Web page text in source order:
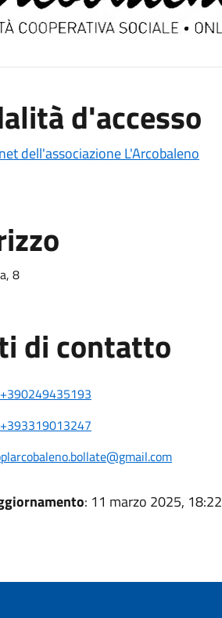
d'accesso
dell'associazione L'Arcobaleno
8
di contatto
+390249435193
+393319013247
: 11 marzo 2025, 18:22